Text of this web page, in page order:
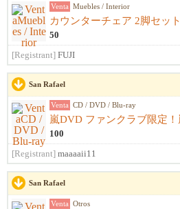
Venta Muebles / Interior
カウンターチェア 2脚セット
50
[Registrant] FUJI
San Rafael
Venta CD / DVD / Blu-ray
100
[Registrant] maaaaii11
San Rafael
Venta Otros